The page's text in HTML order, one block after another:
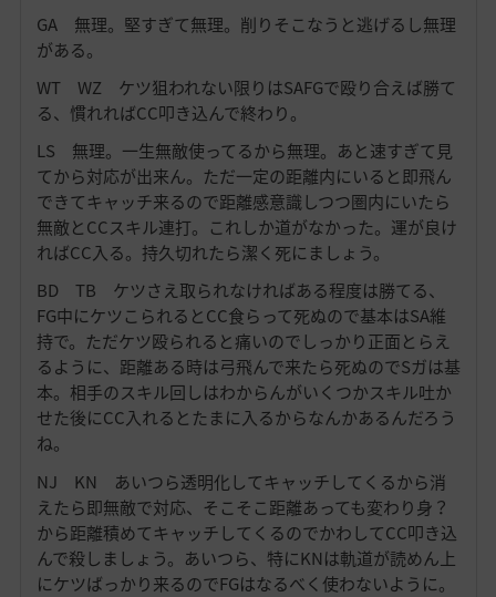
GA 無理。堅すぎて無理。削りそこなうと逃げるし無理
がある。
WT WZ ケツ狙われない限りはSAFGで殴り合えば勝て
る、慣れればCC叩き込んで終わり。
LS 無理。一生無敵使ってるから無理。あと速すぎて見
てから対応が出来ん。ただ一定の距離内にいると即飛ん
できてキャッチ来るので距離感意識しつつ圏内にいたら
無敵とCCスキル連打。これしか道がなかった。運が良け
ればCC入る。持久切れたら潔く死にましょう。
BD TB ケツさえ取られなければある程度は勝てる、
FG中にケツこられるとCC食らって死ぬので基本はSA維
持で。ただケツ殴られると痛いのでしっかり正面とらえ
るように、距離ある時は弓飛んで来たら死ぬのでSガは基
本。相手のスキル回しはわからんがいくつかスキル吐か
せた後にCC入れるとたまに入るからなんかあるんだろう
ね。
NJ KN あいつら透明化してキャッチしてくるから消
えたら即無敵で対応、そこそこ距離あっても変わり身？
から距離積めてキャッチしてくるのでかわしてCC叩き込
んで殺しましょう。あいつら、特にKNは軌道が読めん上
にケツばっかり来るのでFGはなるべく使わないように。